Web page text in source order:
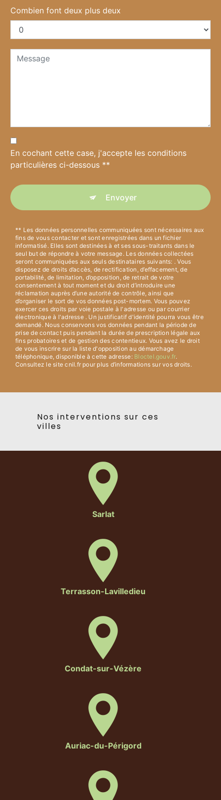
Combien font deux plus deux
En cochant cette case, j'accepte les conditions
particulières ci-dessous **
Envoyer
** Les données personnelles communiquées sont nécessaires aux
fins de vous contacter et sont enregistrées dans un fichier
informatisé. Elles sont destinées à et ses sous-traitants dans le
seul but de répondre à votre message. Les données collectées
seront communiquées aux seuls destinataires suivants: . Vous
disposez de droits d’accès, de rectification, d’effacement, de
portabilité, de limitation, d’opposition, de retrait de votre
consentement à tout moment et du droit d’introduire une
réclamation auprès d’une autorité de contrôle, ainsi que
d’organiser le sort de vos données post-mortem. Vous pouvez
exercer ces droits par voie postale à l'adresse ou par courrier
électronique à l'adresse . Un justificatif d'identité pourra vous être
demandé. Nous conservons vos données pendant la période de
prise de contact puis pendant la durée de prescription légale aux
fins probatoires et de gestion des contentieux. Vous avez le droit
de vous inscrire sur la liste d'opposition au démarchage
téléphonique, disponible à cette adresse: Bloctel.gouv.fr.
Consultez le site cnil.fr pour plus d’informations sur vos droits.
Nos interventions sur ces
villes
Sarlat
Terrasson-Lavilledieu
Condat-sur-Vézère
Auriac-du-Périgord